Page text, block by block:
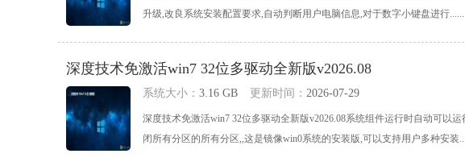
升级,改良系统安装配置要求,自动判断用户电脑信息,对于数字小键盘进行......
深度技术免激活win7 32位多驱动全新版v2026.08
系统大小： 3.16 GB 更新时间： 2026-07-29
深度技术免激活win7 32位多驱动全新版v2026.08系统组件运行时自动可以
闭所有分区的所有分区,,这是镜像win0系统的安装版,可以支持用户多种安装